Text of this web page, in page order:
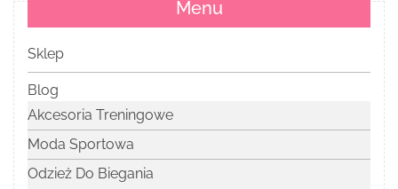
Menu
Sklep
Blog
Akcesoria Treningowe
Moda Sportowa
Odzież Do Biegania